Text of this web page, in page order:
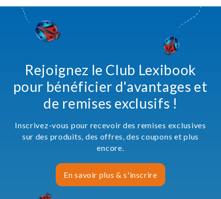
Rejoignez le Club Lexibook
pour bénéficier d'avantages et
de remises exclusifs !
Inscrivez-vous pour recevoir des remises exclusives
sur des produits, des offres, des coupons et plus
encore.
En savoir plus & s'inscrire